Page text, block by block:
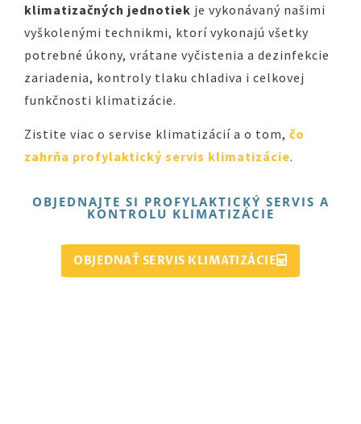
klimatizačných jednotiek je vykonávaný našimi
vyškolenými technikmi, ktorí vykonajú všetky
potrebné úkony, vrátane vyčistenia a dezinfekcie
zariadenia, kontroly tlaku chladiva i celkovej
funkčnosti klimatizácie.
Zistite viac o servise klimatizácií a o tom, čo
zahrňa profylaktický servis klimatizácie.
OBJEDNAJTE SI PROFYLAKTICKÝ SERVIS A
KONTROLU KLIMATIZÁCIE
OBJEDNAŤ SERVIS KLIMATIZÁCIE